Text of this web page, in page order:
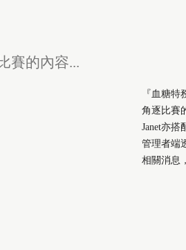
賽的內容...
『血糖
角逐比賽
Janet亦
管理者端
相關消息